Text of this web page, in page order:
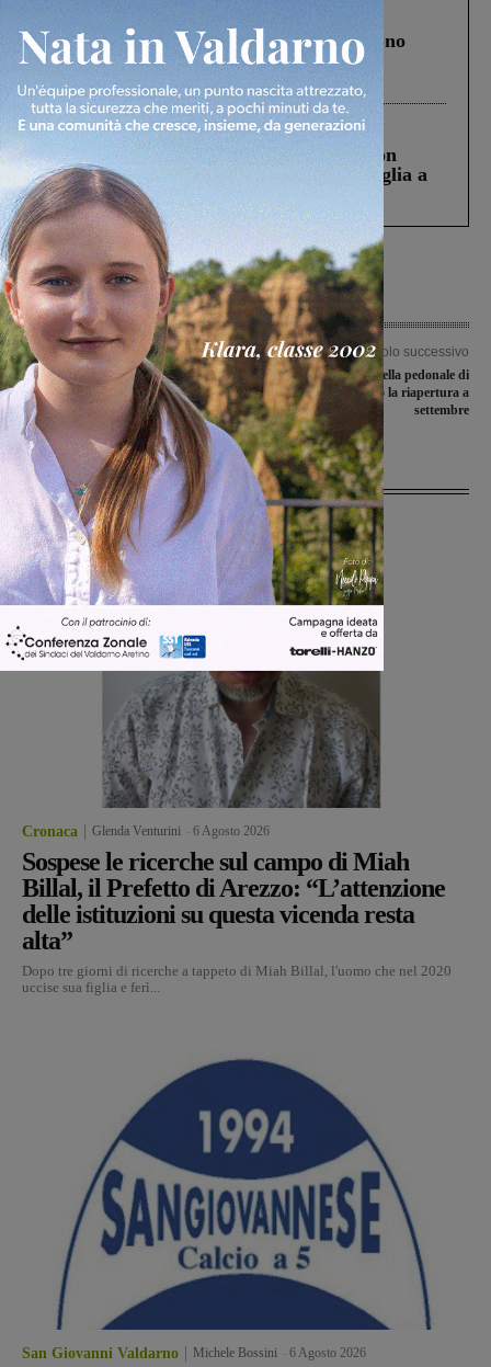
Un anno fa la strage in A1 in cui morirono
Gianni, Giulia e Franco. Lo schianto, il
processo, lo stop ai sorpassi fra tir....
Cronaca 3 Agosto 2026
Scomparso da una struttura di Castiglion
Fiorentino l’uomo che aveva ucciso la figlia a
Levane nel 2020
Articolo precedente
Figline con le valigie, c’è da fare visita
al Follonica Gavorrano
Articolo successivo
Rignano, passerella pedonale di
Troghi: obiettivo la riapertura a
settembre
Ultime Notizie
Cronaca Glenda Venturini 6 Agosto 2026
Sospese le ricerche sul campo di Miah
Billal, il Prefetto di Arezzo: “L’attenzione
delle istituzioni su questa vicenda resta
alta”
Dopo tre giorni di ricerche a tappeto di Miah Billal, l'uomo che nel 2020
uccise sua figlia e ferì...
San Giovanni Valdarno Michele Bossini 6 Agosto 2026